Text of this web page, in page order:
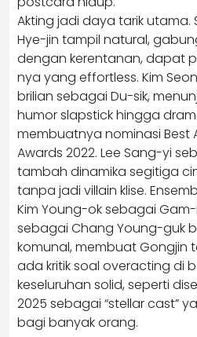
Akting jadi daya tarik utama.
Hye-jin tampil natural,
dengan kerentanan, dapat
nya yang effortless. Kim
brilian sebagai Du-sik,
humor slapstick hingga
membuatnya nominasi Best
Awards 2022. Lee Sang-yi
tambah dinamika segitiga
tanpa jadi villain klise.
Kim Young-ok sebagai
sebagai Chang Young-guk
komunal, membuat Gongjin
ada kritik soal overacting di
keseluruhan solid, seperti
2025 sebagai “stellar cast”
bagi banyak orang.